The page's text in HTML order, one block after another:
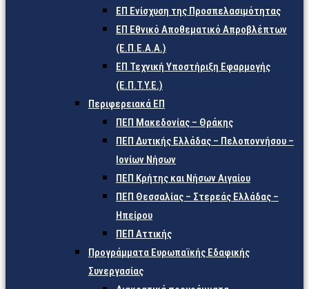
ΕΠ Ενίσχυση της Προσπελασιμότητας
ΕΠ Εθνικό Αποθεματικό Απροβλέπτων
(Ε.Π.Ε.Α.Α.)
ΕΠ Τεχνική Υποστήριξη Εφαρμογής
(Ε.Π.Τ.Υ.Ε.)
Περιφερειακά ΕΠ
ΠΕΠ Μακεδονίας – Θράκης
ΠΕΠ Δυτικής Ελλάδας – Πελοποννήσου –
Ιονίων Νήσων
ΠΕΠ Κρήτης και Νήσων Αιγαίου
ΠΕΠ Θεσσαλίας – Στερεάς Ελλάδας –
Ηπείρου
ΠΕΠ Αττικής
Προγράμματα Ευρωπαϊκής Εδαφικής
Συνεργασίας